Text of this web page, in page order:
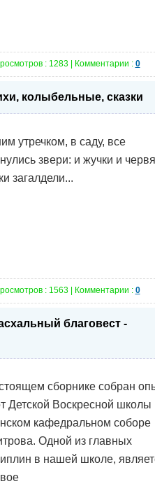
: 1283 | Комментарии : 0
колыбельные, сказки
утречком, в саду, все
звери: и жучки и
загалдели...
: 1563 | Комментарии : 0
благовест -
сборнике собран
Детской Воскресной школы
кафедральном соборе
Одной из главных
в нашей школе,